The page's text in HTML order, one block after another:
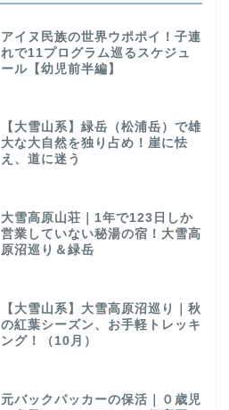
アイヌ民族の世界ウポポイ！子連
れで11プログラム巡るスケジュ
ール【幼児前半編】
【大雪山系】緑岳（松浦岳）で雄
大な大自然を独り占め！崖に怯
え、道に迷う
大雪高原山荘｜1年で123日しか
営業していない秘湯の宿！大雪高
原沼巡り＆緑岳
【大雪山系】大雪高原沼巡り｜秋
の紅葉シーズン、お手軽トレッキ
ング！（10月）
元バックパッカーの保活｜０歳児